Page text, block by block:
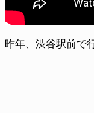
昨年、渋谷駅前で